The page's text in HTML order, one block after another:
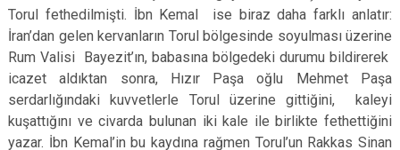
Torul fethedilmişti. İbn Kemal ise biraz daha farklı anlatır:
İran’dan gelen kervanların Torul bölgesinde soyulması üzerine
Rum Valisi Bayezit’ın, babasına bölgedeki durumu bildirerek
icazet aldıktan sonra, Hızır Paşa oğlu Mehmet Paşa
serdarlığındaki kuvvetlerle Torul üzerine gittiğini, kaleyi
kuşattığını ve civarda bulunan iki kale ile birlikte fethettiğini
yazar. İbn Kemal’in bu kaydına rağmen Torul’un Rakkas Sinan